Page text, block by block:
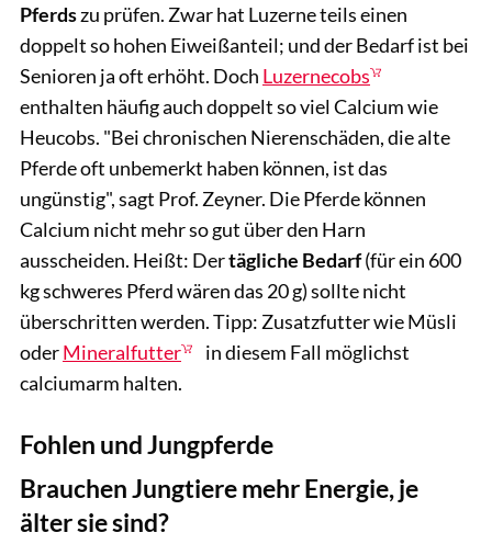
Pferdszu prüfen. Zwar hat Luzerne teils einen
doppelt so hohen Eiweißanteil; und der Bedarf ist bei
Senioren ja oft erhöht. Doch Luzernecobs
enthalten häufig auch doppelt so viel Calcium wie
Heucobs. "Bei chronischen Nierenschäden, die alte
Pferde oft unbemerkt haben können, ist das
ungünstig", sagt Prof. Zeyner. Die Pferde können
Calcium nicht mehr so gut über den Harn
ausscheiden. Heißt: Dertägliche Bedarf(für ein 600
kg schweres Pferd wären das 20 g) sollte nicht
überschritten werden. Tipp: Zusatzfutter wie Müsli
oderMineralfutter
in diesem Fall möglichst
calciumarm halten.
Fohlen und Jungpferde
Brauchen Jungtiere mehr Energie, je
älter sie sind?